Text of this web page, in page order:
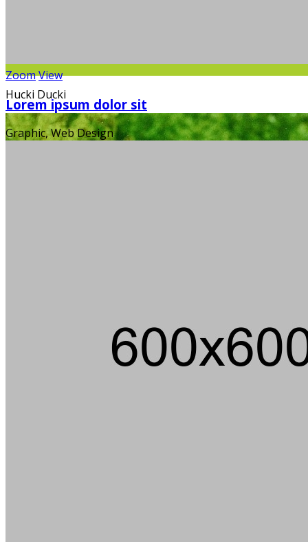
Hucki Ducki
ZoomView
Lorem ipsum dolor sit
Graphic, Web Design